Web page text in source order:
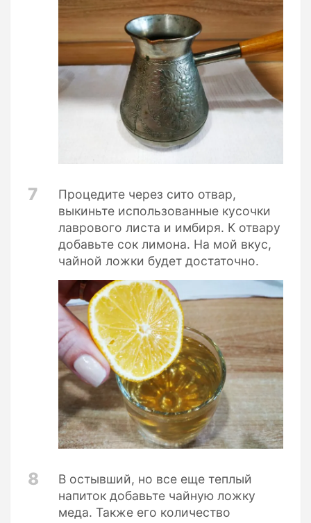
7
Процедите через сито отвар,
выкиньте использованные кусочки
лаврового листа и имбиря. К отвару
добавьте сок лимона. На мой вкус,
чайной ложки будет достаточно.
8
В остывший, но все еще теплый
напиток добавьте чайную ложку
меда. Также его количество